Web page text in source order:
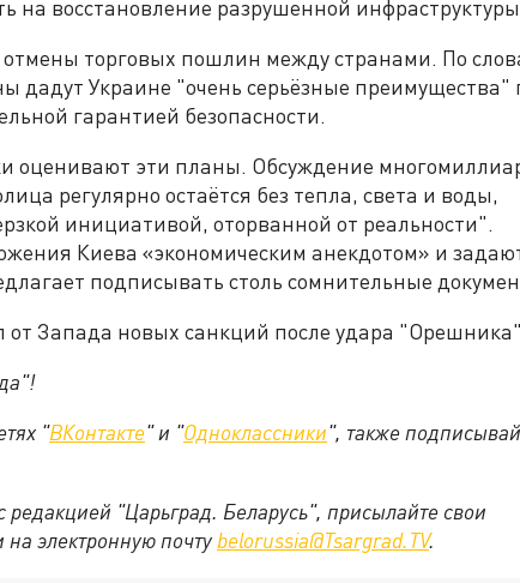
на восстановление разрушенной
отмены торговых пошлин между странами. По
дадут Украине "очень серьёзные преимущества"
гарантией безопасности.
оценивают эти планы. Обсуждение
регулярно остаётся без тепла, света и воды,
инициативой, оторванной от реальности".
Киева «экономическим анекдотом» и
подписывать столь сомнительные
от Запада новых санкций после удара
"ВКонтакте" и "Одноклассники", также
редакцией "Царьград. Беларусь", присылайте свои
электронную почту belorussia@Tsargrad.TV.